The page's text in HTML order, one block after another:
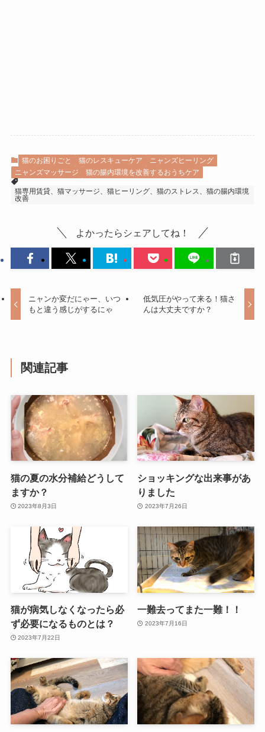
猫のお困りごと 猫のレスキューケア
ニャンズヒーリング
ニャンズマッサージ
猫の腸内環境を改善するおうちケア
猫専用賃貸、猫マッサージ、猫ヒーリング、猫のストレス、猫の腸内環境
改善
よかったらシェアしてね！
ニャンか変だにゃー、いつ
もと違う感じがするにゃ
低気圧がやって来る！猫さ
んは大丈夫ですか？
関連記事
猫の夏の水分補給どうして
ますか？
2023年8月3日
ショッキングな出来事があ
りました
2023年7月26日
猫が病気しなくなったら必
ず必要になるものとは？
2023年7月22日
一難去ってまた一難！！
2023年7月16日